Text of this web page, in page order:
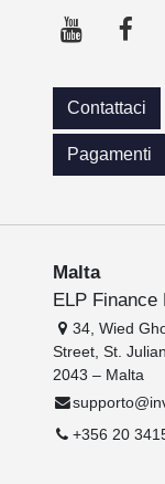
Contattaci
Pagamenti
Malta
ELP Finance
34, Wied
Street, St.
2043 – Malta
+356 20